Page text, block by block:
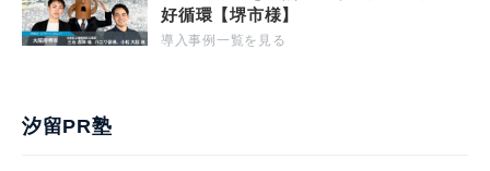
好循環【堺市様】
導入事例一覧を見る
汐留PR塾